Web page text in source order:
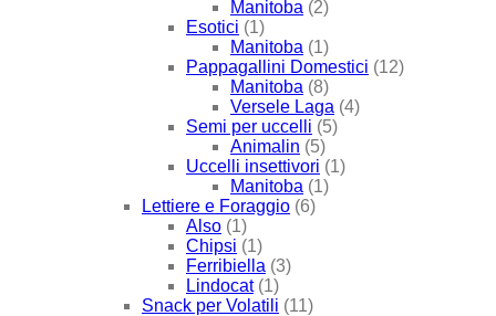
Manitoba (2)
Esotici (1)
Manitoba (1)
Pappagallini Domestici (12)
Manitoba (8)
Versele Laga (4)
Semi per uccelli (5)
Animalin (5)
Uccelli insettivori (1)
Manitoba (1)
Lettiere e Foraggio (6)
Also (1)
Chipsi (1)
Ferribiella (3)
Lindocat (1)
Snack per Volatili (11)